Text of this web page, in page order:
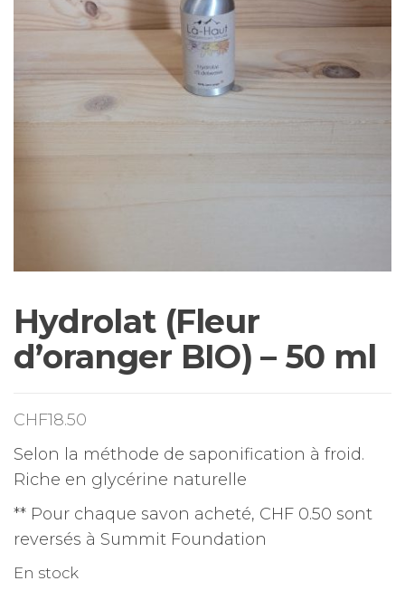
Hydrolat (Fleur
d’oranger BIO) – 50 ml
CHF18.50
Selon la méthode de saponification à froid.
Riche en glycérine naturelle
** Pour chaque savon acheté, CHF 0.50 sont
reversés à Summit Foundation
En stock